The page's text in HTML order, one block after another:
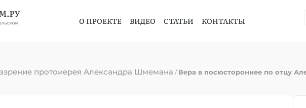
О ПРОЕКТЕ ВИДЕО СТАТЬИ КОНТАКТЫ
протоиерея Александра Шмемана /Вера в посюстороннее по отцу